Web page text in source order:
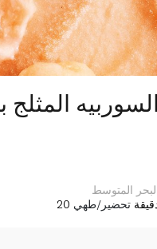
السوربيه المثلج
المتوسط
دقيقة تحضير/طهي